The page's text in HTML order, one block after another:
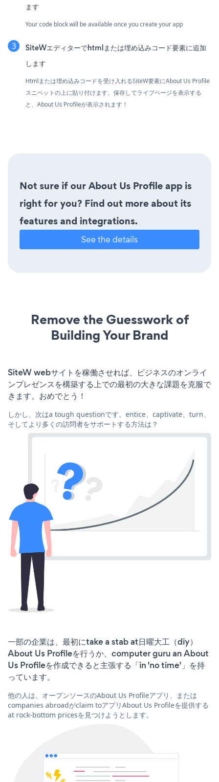
ます
Your code block will be available once you create your app
SiteWエディターでhtmlまたは埋め込みコード要素に追加
します
Htmlまたは埋め込みコードを受け入れるSiteW要素にAbout Us Profile
スニペットの上に貼り付けます。保存してライブページを表示する
と、About Us Profileが表示されます！
Not sure if our About Us Profile app is
right for you? Find out more about its
features and integrations.
See the details
Remove the Guesswork of
Building Your Brand
SiteW webサイトを稼働させれば、ビジネスのオンライ
ンプレゼンスを構築する上での最初の大きな課題を克服で
きます。おめでとう！
しかし、次はa tough questionです。entice、captivate、turn、
そしてより多くの訪問者をサポートする方法は？
一部の企業は、最初にtake a stab at日曜大工（diy）
About Us Profileを行うか、computer guru an About
Us Profileを作成できると主張する「in 'no time'」を持
っています。
他の人は、オープンソースのAbout Us Profileアプリ、または
companies abroadがclaim toアプリAbout Us Profileを提供する
at rock-bottom pricesを見つけようとします。